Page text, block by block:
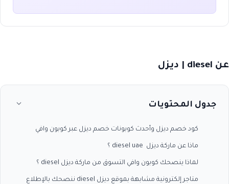
عن diesel | ديزل
جدول المحتويات
كود خصم ديزل وأحدث كوبونات خصم ديزل عبر كوبون وافي
ماذا عن ماركة ديزل diesel uae ؟
لماذا ينصحك كوبون وافي التسوق من ماركة ديزل diesel ؟
متاجر إلكترونية مشابهة بموقع ديزل diesel ننصحك بالإطلاع